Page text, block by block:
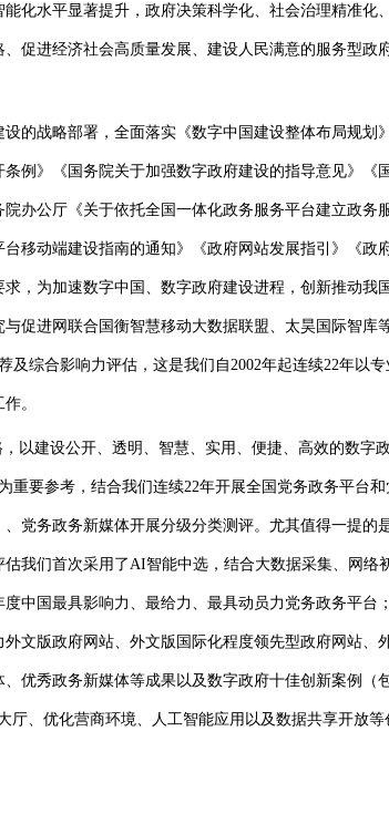
化水平显著提升，政府决策科学化、社会治理精准化
促进经济社会高质量发展、建设人民满意的服务型政
战略部署，全面落实《数字中国建设整体布局规划
例》《国务院关于加强数字政府建设的指导意见》《
办公厅《关于依托全国一体化政务服务平台建立政务
移动端建设指南的通知》《政府网站发展指引》《政
，为加速数字中国、数字政府建设进程，创新推动我
促进网联合国衡智慧移动大数据联盟、太昊国际智库
及综合影响力评估，这是我们自2002年起连续22年以
。
建设公开、透明、智慧、实用、便捷、高效的数字
重要参考，结合我们连续22年开展全国党务政务平台
党务政务新媒体开展分级分类测评。尤其值得一提的
我们首次采用了AI智能中选，结合大数据采集、网络
中国最具影响力、最给力、最具动员力党务政务平台
文版政府网站、外文版国际化程度领先型政府网站、
优秀政务新媒体等成果以及数字政府十佳创新案例（
厅、优化营商环境、人工智能应用以及数据共享开放